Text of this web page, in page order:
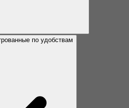
по удобствам